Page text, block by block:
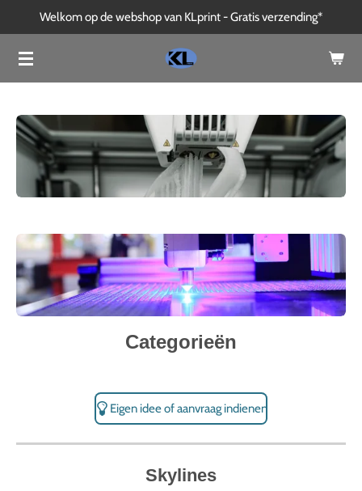
naar
de
Welkom op de webshop van KLprint - Gratis verzending*
Categorieën
Eigen idee of aanvraag indienen
Skylines